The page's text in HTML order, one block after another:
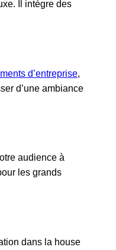
Il intègre des
d’entreprise,
d’une ambiance
audience à
les grands
dans la house